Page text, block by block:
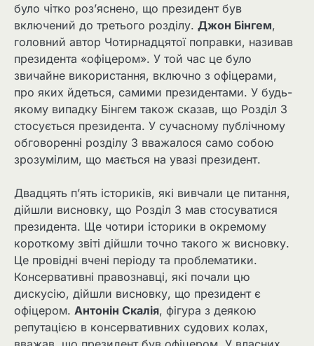
було чітко роз’яснено, що президент був
включений до третього розділу. Джон Бінгем,
головний автор Чотирнадцятої поправки, називав
президента «офіцером». У той час це було
звичайне використання, включно з офіцерами,
про яких йдеться, самими президентами. У будь-
якому випадку Бінгем також сказав, що Розділ 3
стосується президента. У сучасному публічному
обговоренні розділу 3 вважалося само собою
зрозумілим, що мається на увазі президент.
Двадцять п’ять істориків, які вивчали це питання,
дійшли висновку, що Розділ 3 мав стосуватися
президента. Ще чотири історики в окремому
короткому звіті дійшли точно такого ж висновку.
Це провідні вчені періоду та проблематики.
Консервативні правознавці, які почали цю
дискусію, дійшли висновку, що президент є
офіцером. Антонін Скалія, фігура з деякою
репутацією в консервативних судових колах,